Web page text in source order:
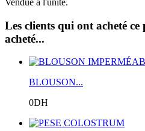
Les clients qui ont acheté
acheté...
BLOUSON...
0DH